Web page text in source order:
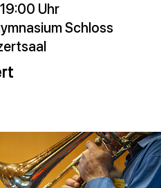
Uhr
Schloss